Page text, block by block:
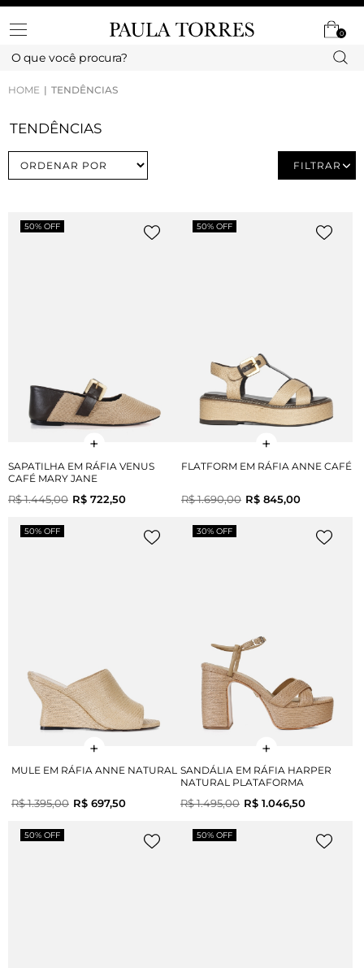
0
HOME TENDÊNCIAS
TENDÊNCIAS
FILTRAR
50% OFF
SAPATILHA EM RÁFIA VENUS
CAFÉ MARY JANE
R$ 1.445,00 R$ 722,50
50% OFF
FLATFORM EM RÁFIA ANNE CAFÉ
R$ 1.690,00 R$ 845,00
50% OFF
MULE EM RÁFIA ANNE NATURAL
R$ 1.395,00 R$ 697,50
30% OFF
SANDÁLIA EM RÁFIA HARPER
NATURAL PLATAFORMA
R$ 1.495,00 R$ 1.046,50
50% OFF 50% OFF